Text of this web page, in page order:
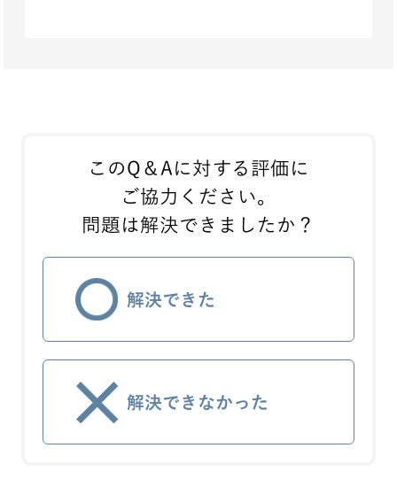
このQ＆Aに対する評価に
ご協力ください。
問題は解決できましたか？
解決できた
解決できなかった